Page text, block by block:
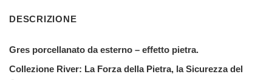
DESCRIZIONE
Gres porcellanato da esterno – effetto pietra.
Collezione River: La Forza della Pietra, la Sicurezza del